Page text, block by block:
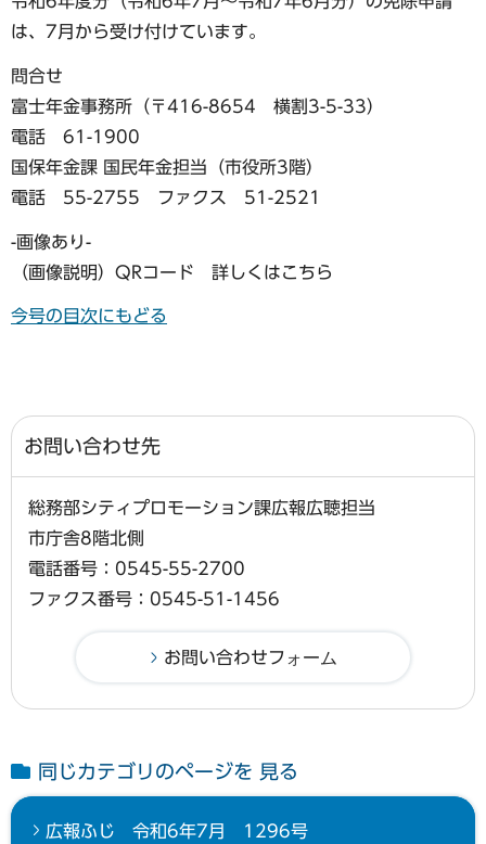
は、7月から受け付けています。
問合せ
富士年金事務所（〒416-8654 横割3-5-33）
電話 61-1900
国保年金課 国民年金担当（市役所3階）
電話 55-2755 ファクス 51-2521
-画像あり-
（画像説明）QRコード 詳しくはこちら
今号の目次にもどる
お問い合わせ先
総務部シティプロモーション課広報広聴担当
市庁舎8階北側
電話番号：0545-55-2700
ファクス番号：0545-51-1456
同じカテゴリのページを 見る
広報ふじ 令和6年7月 1296号